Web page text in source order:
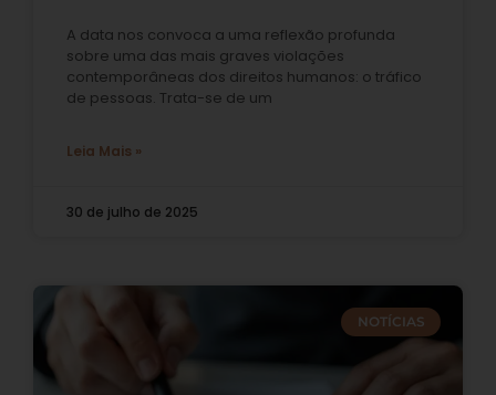
A data nos convoca a uma reflexão profunda
sobre uma das mais graves violações
contemporâneas dos direitos humanos: o tráfico
de pessoas. Trata-se de um
Leia Mais »
30 de julho de 2025
NOTÍCIAS